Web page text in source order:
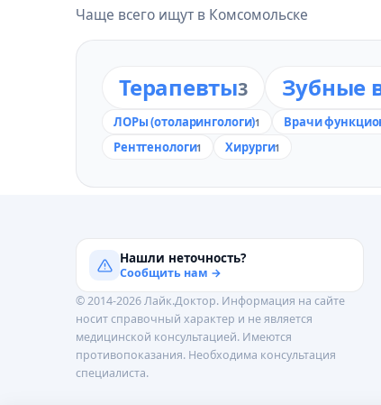
Чаще всего ищут в Комсомольске
Терапевты3 Зубные
ЛОРы (отоларингологи)1 Врачи
Рентгенологи1 Хирурги1
Нашли неточность?
Сообщить нам →
© 2014-2026 Лайк.Доктор. Информация на сайте
носит справочный характер и не является
медицинской консультацией. Имеются
противопоказания. Необходима консультация
специалиста.